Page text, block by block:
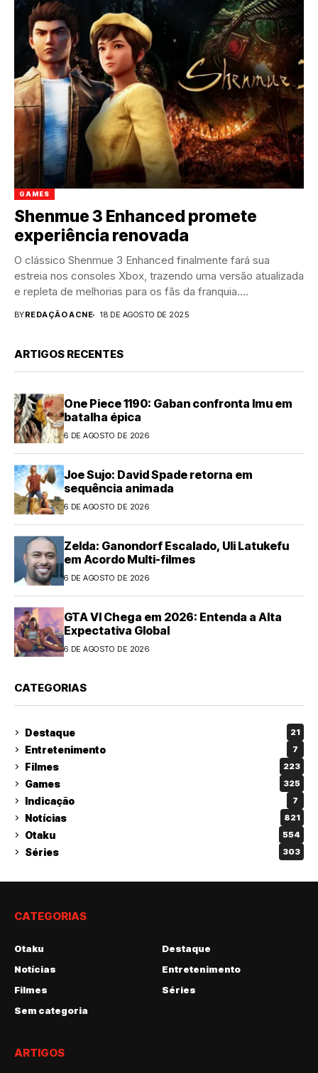
GAMES
Shenmue 3 Enhanced promete
experiência renovada
O clássico Shenmue 3 Enhanced finalmente fará sua
estreia nos consoles Xbox, trazendo uma versão atualizada
e repleta de melhorias para os fãs da franquia....
BYREDAÇÃO ACNE 18 DE AGOSTO DE 2025
ARTIGOS RECENTES
One Piece 1190: Gaban confronta Imu em
batalha épica
6 DE AGOSTO DE 2026
Joe Sujo: David Spade retorna em
sequência animada
6 DE AGOSTO DE 2026
Zelda: Ganondorf Escalado, Uli Latukefu
em Acordo Multi-filmes
6 DE AGOSTO DE 2026
GTA VI Chega em 2026: Entenda a Alta
Expectativa Global
6 DE AGOSTO DE 2026
CATEGORIAS
Destaque 21
Entretenimento 7
Filmes 223
Games 325
Indicação 7
Notícias 821
Otaku 554
Séries 303
CATEGORIAS
Otaku
Destaque
Notícias
Entretenimento
Filmes
Séries
Sem categoria
ARTIGOS